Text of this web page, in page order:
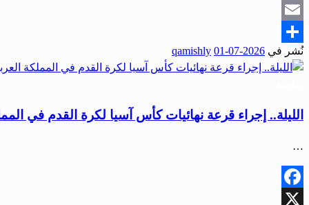
Snapchat
Email
Share
نُشر في 2026-07-01
qamishly
الليلة.. إجراء قرعة نهائيات كأس آسيا لكرة القدم في
…
Facebook